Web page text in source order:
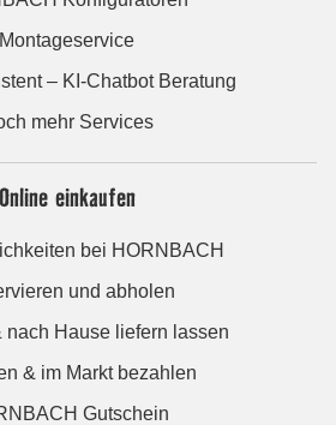
Montageservice
– KI-Chatbot Beratung
mehr Services
Online einkaufen
bei HORNBACH
und abholen
nach Hause liefern lassen
& im Markt bezahlen
Gutschein